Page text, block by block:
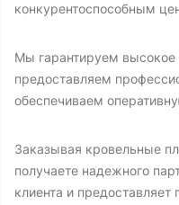
конкурентоспособным
Мы гарантируем высокое
предоставляем
обеспечиваем
Заказывая кровельные
получаете надежного
клиента и